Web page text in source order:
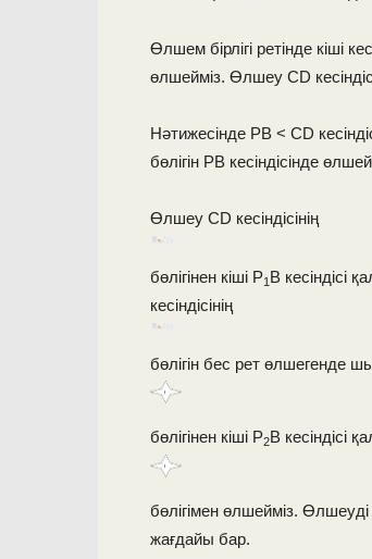
Өлшем бірлігі ретінде кіші
өлшейміз. Өлшеу СD
Нәтижесінде РВ < СD
бөлігін РВ кесіндісінде
Өлшеу СD кесіндісінің
бөлігінен кіші Р1 В кесіндісі
кесіндісінің
бөлігін бес рет өлшегенде
бөлігінен кіші Р2В кесіндісі
бөлігімен өлшейміз.
жағдайы бар.